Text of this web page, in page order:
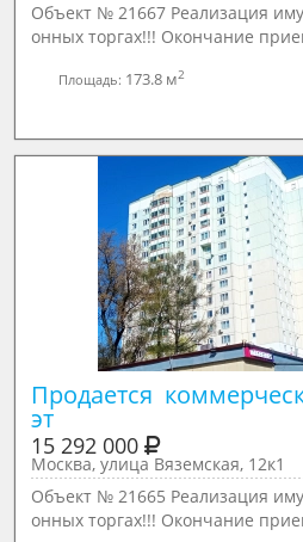
Объект № 21667 Реализация
онных торгах!!! Окончание
Площадь: 173.8 м2
Продается
эт
15 292 000
Москва, улица Вяземская, 12к1
Объект № 21665 Реализация
онных торгах!!! Окончание